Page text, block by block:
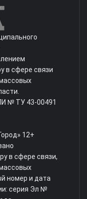
в сфере связи
№ ТУ 43-00491
12+
в сфере связи,
номер и дата
серия Эл №